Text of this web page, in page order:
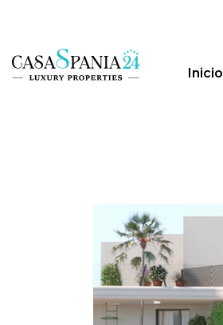
Inicio